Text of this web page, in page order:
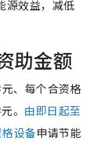
源效益，减低
助金额
、每个合资格
。 由即日起至
设备申请节能